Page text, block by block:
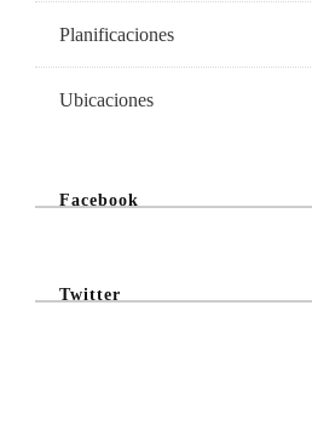
Planificaciones
Ubicaciones
Facebook
Twitter